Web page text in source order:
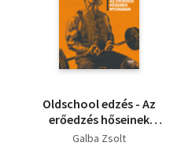
Oldschool edzés - Az
erőedzés hőseinek
nyomában
Galba Zsolt